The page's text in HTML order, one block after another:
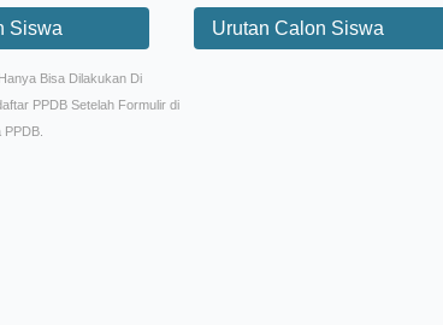
Siswa
Bisa Dilakukan Di
PPDB Setelah Formulir di
Urutan Calon Siswa